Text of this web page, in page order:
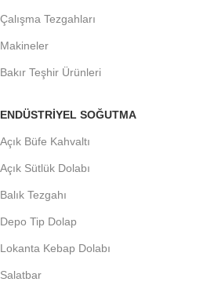
Çalışma Tezgahları
Makineler
Bakır Teşhir Ürünleri
ENDÜSTRIYEL SOĞUTMA
Açık Büfe Kahvaltı
Açık Sütlük Dolabı
Balık Tezgahı
Depo Tip Dolap
Lokanta Kebap Dolabı
Salatbar